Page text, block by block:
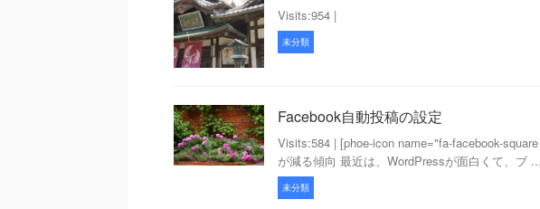
Visits:954 |
未分類
Facebook自動投稿の設定
Visits:584 | [phoe-icon name="fa-facebook-
が減る傾向 最近は、WordPressが面白くて、ブ ...
未分類